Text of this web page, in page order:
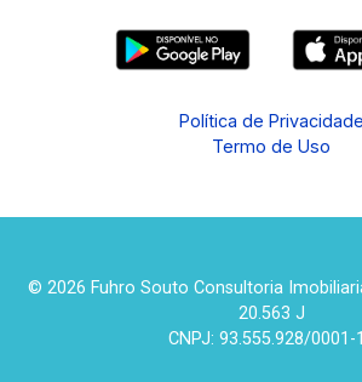
Política de Privacidade
Termo de Uso
© 2026 Fuhro Souto Consultoria
20.563 J
CNPJ: 93.555.928/0001-